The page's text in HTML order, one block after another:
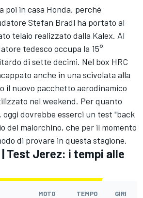
poi in casa Honda, perché
Stefan Bradl ha portato al
telaio realizzato dalla Kalex. Al
tedesco occupa la 15°
di sette decimi. Nel box HRC
anche in una scivolata alla
il nuovo pacchetto aerodinamico
nel weekend. Per quanto
, oggi dovrebbe esserci un test "back
del maiorchino, che per il momento
di provare in questa stagione.
| Test Jerez: i tempi alle
MOTO TEMPO GIRI